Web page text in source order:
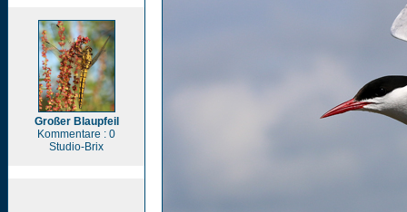
Großer Blaupfeil
Kommentare : 0
Studio-Brix